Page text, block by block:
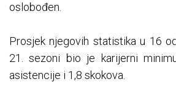
oslobođen.
Prosjek njegovih statistika u 16
21. sezoni bio je karijerni
asistencije i 1,8 skokova.